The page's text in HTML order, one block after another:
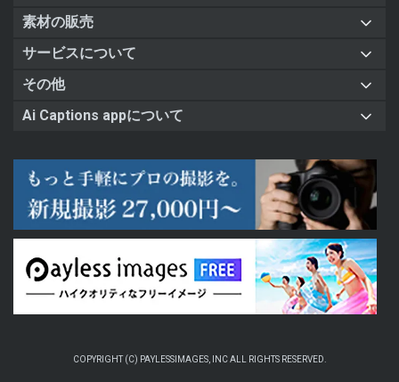
素材の販売
サービスについて
その他
Ai Captions appについて
COPYRIGHT (C) PAYLESSIMAGES, INC ALL RIGHTS RESERVED.